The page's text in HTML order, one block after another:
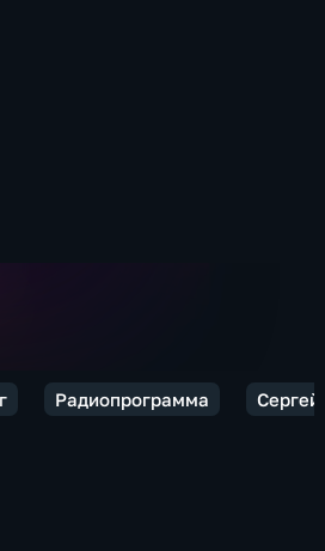
Радиопрограмма Сергей